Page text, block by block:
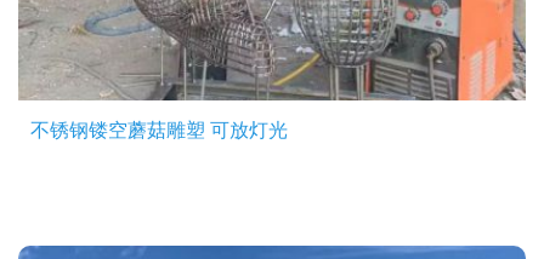
不锈钢镂空蘑菇雕塑 可放灯光